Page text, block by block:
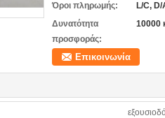
Όροι πληρωμής:
L/C,
Δυνατότητα
προσφοράς:
10000
Επικοινωνία